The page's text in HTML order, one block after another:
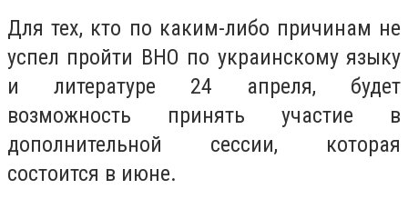
Для тех, кто по каким-либо причинам не
успел пройти ВНО по украинскому языку
и литературе 24 апреля, будет
возможность принять участие в
дополнительной сессии, которая
состоится в июне.